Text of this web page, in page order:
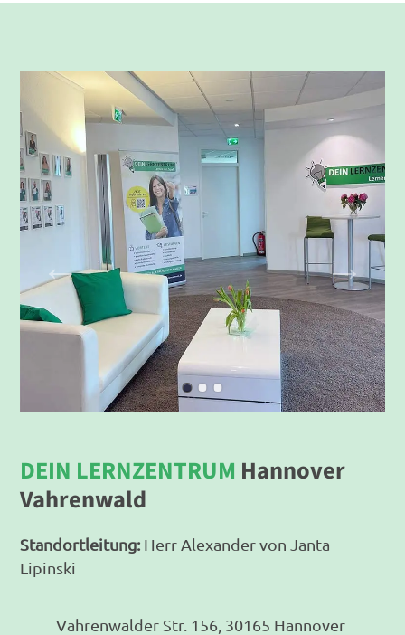
DEIN LERNZENTRUM Hannover
Vahrenwald
Standortleitung: Herr Alexander von Janta
Lipinski
Vahrenwalder Str. 156, 30165 Hannover